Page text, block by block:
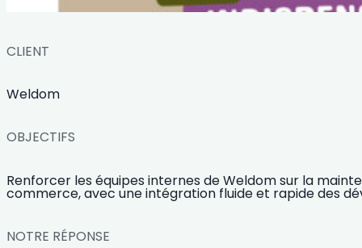
CLIENT
Weldom
OBJECTIFS
Renforcer les équipes internes de Weldom sur la
commerce, avec une intégration fluide et rapide des
NOTRE RÉPONSE